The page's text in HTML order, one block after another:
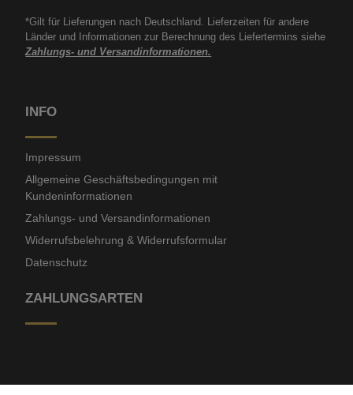
*Gilt für Lieferungen nach Deutschland. Lieferzeiten für andere
Länder und Informationen zur Berechnung des Liefertermins siehe
Zahlungs- und Versandinformationen.
INFO
Impressum
Allgemeine Geschäftsbedingungen mit
Kundeninformationen
Zahlungs- und Versandinformationen
Widerrufsbelehrung & Widerrufsformular
Datenschutz
ZAHLUNGSARTEN